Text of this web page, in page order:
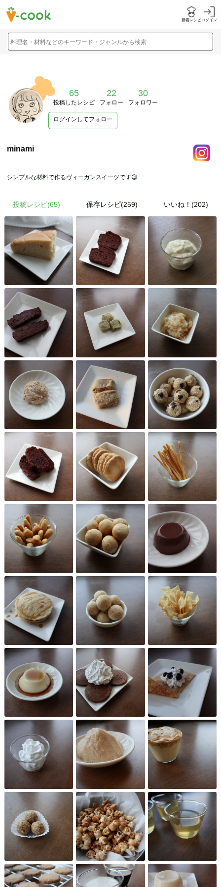
新着レシピログイン
料理名・材料などのキーワード・ジャンルから検索
65
投稿したレシピ
22
フォロー
30
フォロワー
ログインしてフォロー
minami
シンプルな材料で作るヴィーガンスイーツです😋
投稿レシピ(65) 保存レシピ(259) いいね！(202)